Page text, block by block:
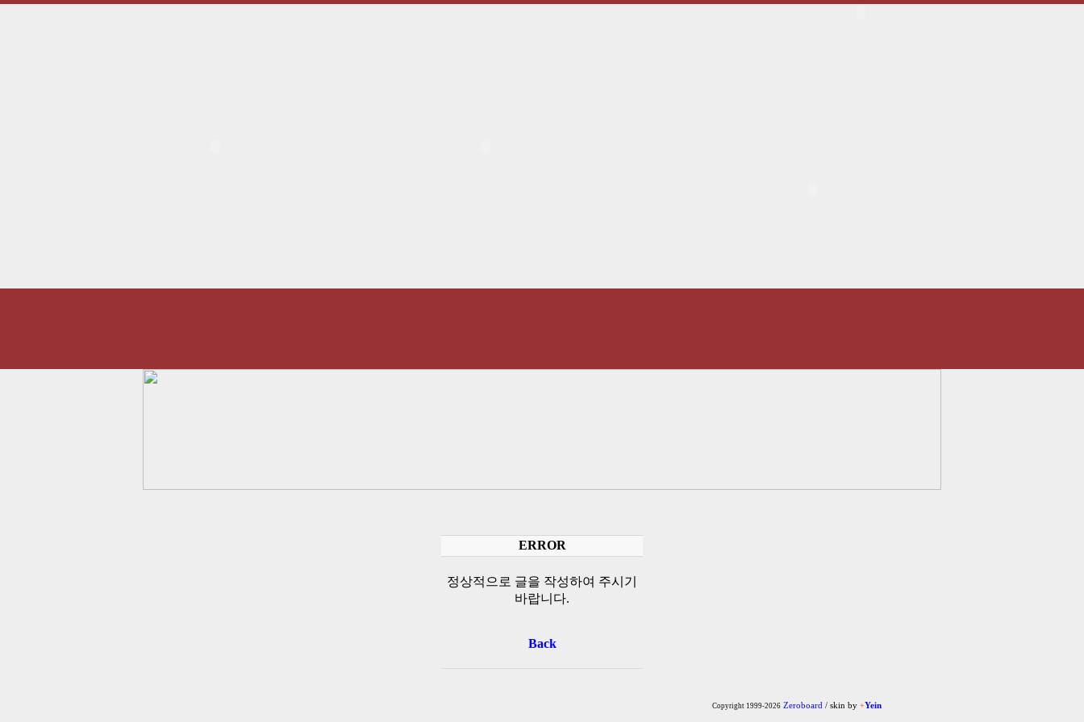
ERROR
정상적으로 글을 작성하여 주시기
바랍니다.
Back
Copyright 1999-2026 Zeroboard / skin by +Yein